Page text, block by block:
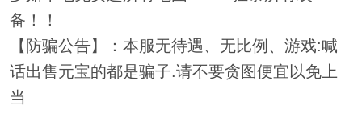
备！！
【防骗公告】：本服无待遇、无比例、游戏:喊
话出售元宝的都是骗子.请不要贪图便宜以免上
当